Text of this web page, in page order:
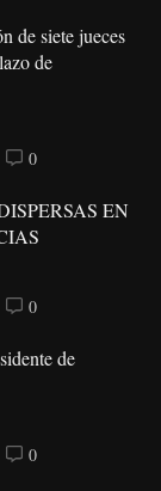
de siete jueces
de
0
EN
0
de
0